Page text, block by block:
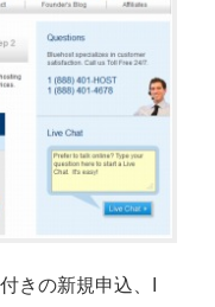
きの新規申込、I